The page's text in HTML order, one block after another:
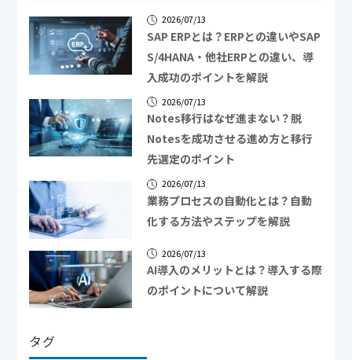
2026/07/13
SAP ERPとは？ERPとの違いやSAP
S/4HANA・他社ERPとの違い、導
入成功のポイントを解説
2026/07/13
Notes移行はなぜ進まない？脱
Notesを成功させる進め方と移行
先選定のポイント
2026/07/13
業務プロセスの自動化とは？自動
化する方法やステップを解説
2026/07/13
AI導入のメリットとは？導入する際
のポイントについて解説
タグ